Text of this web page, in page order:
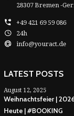
28307 Bremen -
+49 421 69 59 086
24h
info@youract.de
LATEST POSTS
August 12, 2025
Weihnachtsfeier |
Heute | #BOOKING